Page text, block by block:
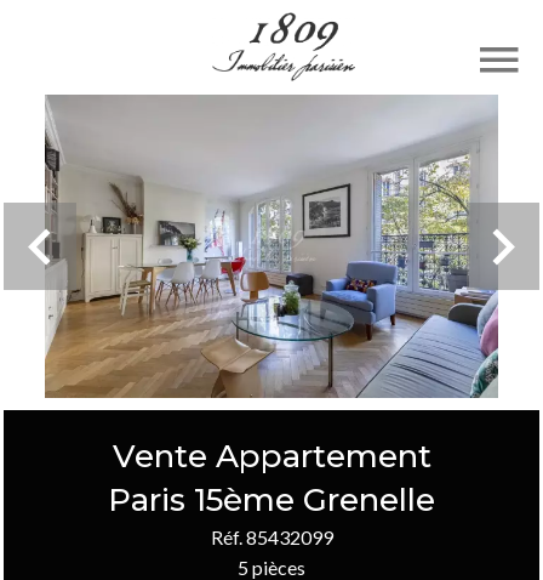
Vente Appartement
Paris 15ème Grenelle
Réf. 85432099
5 pièces